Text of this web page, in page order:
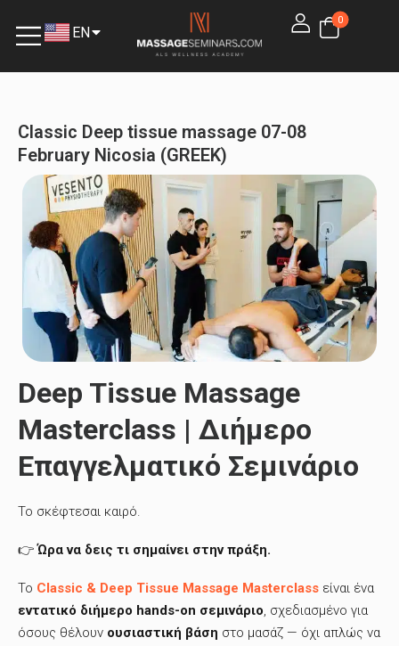
EN
EL
0
Classic Deep tissue massage 07-08
February Nicosia (GREEK)
Deep Tissue Massage
Masterclass | Διήμερο
Επαγγελματικό Σεμινάριο
Το σκέφτεσαι καιρό.
👉Ώρα να δεις τι σημαίνει στην πράξη.
Το Classic & Deep Tissue Massage Masterclass είναι ένα
εντατικό διήμερο hands-on σεμινάριο, σχεδιασμένο για
όσους θέλουν ουσιαστική βάση στο μασάζ — όχι απλώς να